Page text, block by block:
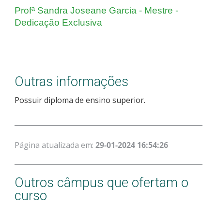
Profª Sandra Joseane Garcia - Mestre -
Dedicação Exclusiva
Outras informações
Possuir diploma de ensino superior.
Página atualizada em: 29-01-2024 16:54:26
Outros câmpus que ofertam o
curso